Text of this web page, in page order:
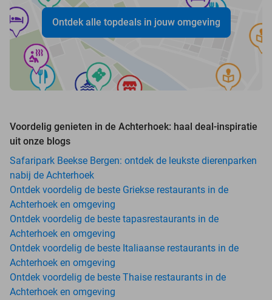
Ontdek alle topdeals in jouw omgeving
Voordelig genieten in de Achterhoek: haal deal-inspiratie
uit onze blogs
Safaripark Beekse Bergen: ontdek de leukste dierenparken
nabij de Achterhoek
Ontdek voordelig de beste Griekse restaurants in de
Achterhoek en omgeving
Ontdek voordelig de beste tapasrestaurants in de
Achterhoek en omgeving
Ontdek voordelig de beste Italiaanse restaurants in de
Achterhoek en omgeving
Ontdek voordelig de beste Thaise restaurants in de
Achterhoek en omgeving